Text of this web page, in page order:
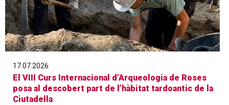
17.07.2026
El VIII Curs Internacional d’Arqueologia de Roses
posa al descobert part de l’hàbitat tardoantic de la
Ciutadella